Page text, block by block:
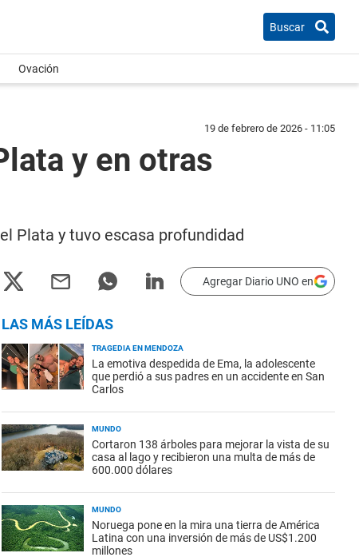
Buscar
Ovación
19 de febrero de 2026 - 11:05
y en otras
Plata y tuvo escasa profundidad
Agregar Diario UNO en
LAS MÁS LEÍDAS
TRAGEDIA EN MENDOZA
La emotiva despedida de Ema, la adolescente
que perdió a sus padres en un accidente en San
Carlos
MUNDO
Cortaron 138 árboles para mejorar la vista de su
casa al lago y recibieron una multa de más de
600.000 dólares
MUNDO
Noruega pone en la mira una tierra de América
Latina con una inversión de más de US$1.200
millones